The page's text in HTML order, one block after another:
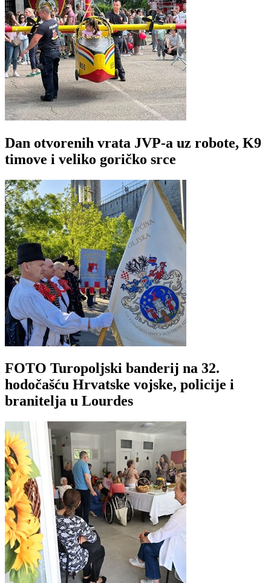
Dan otvorenih vrata JVP-a uz robote, K9
timove i veliko goričko srce
FOTO Turopoljski banderij na 32.
hodočašću Hrvatske vojske, policije i
branitelja u Lourdes